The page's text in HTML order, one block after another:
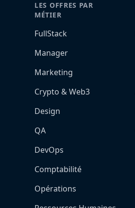
LES OFFRES PAR
MÉTIER
FullStack
Manager
Marketing
Crypto & Web3
Design
QA
DevOps
Comptabilité
Opérations